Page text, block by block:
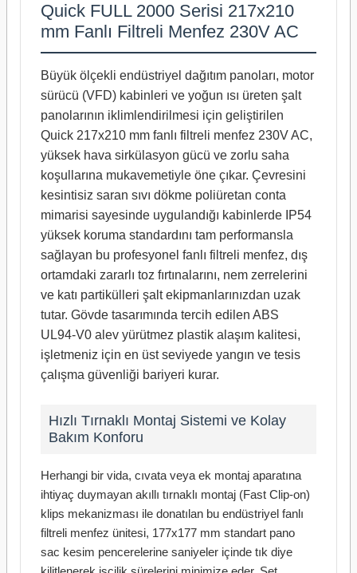
Quick FULL 2000 Serisi 217x210
mm Fanlı Filtreli Menfez 230V AC
Büyük ölçekli endüstriyel dağıtım panoları, motor
sürücü (VFD) kabinleri ve yoğun ısı üreten şalt
panolarının iklimlendirilmesi için geliştirilen
Quick 217x210 mm fanlı filtreli menfez 230V AC,
yüksek hava sirkülasyon gücü ve zorlu saha
koşullarına mukavemetiyle öne çıkar. Çevresini
kesintisiz saran sıvı dökme poliüretan conta
mimarisi sayesinde uygulandığı kabinlerde IP54
yüksek koruma standardını tam performansla
sağlayan bu profesyonel fanlı filtreli menfez, dış
ortamdaki zararlı toz fırtınalarını, nem zerrelerini
ve katı partikülleri şalt ekipmanlarınızdan uzak
tutar. Gövde tasarımında tercih edilen ABS
UL94-V0 alev yürütmez plastik alaşım kalitesi,
işletmeniz için en üst seviyede yangın ve tesis
çalışma güvenliği bariyeri kurar.
Hızlı Tırnaklı Montaj Sistemi ve Kolay
Bakım Konforu
Herhangi bir vida, cıvata veya ek montaj aparatına
ihtiyaç duymayan akıllı tırnaklı montaj (Fast Clip-on)
klips mekanizması ile donatılan bu endüstriyel fanlı
filtreli menfez ünitesi, 177x177 mm standart pano
sac kesim pencerelerine saniyeler içinde tık diye